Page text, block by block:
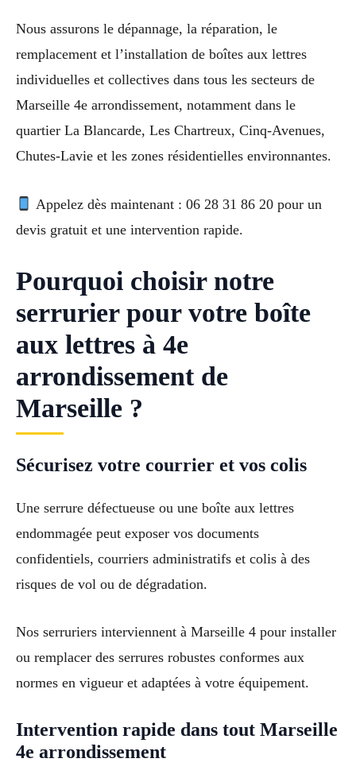
Nous assurons le dépannage, la réparation, le
remplacement et l’installation de boîtes aux lettres
individuelles et collectives dans tous les secteurs de
Marseille 4e arrondissement, notamment dans le
quartier La Blancarde, Les Chartreux, Cinq-Avenues,
Chutes-Lavie et les zones résidentielles environnantes.
Appelez dès maintenant : 06 28 31 86 20 pour un
devis gratuit et une intervention rapide.
Pourquoi choisir notre
serrurier pour votre boîte
aux lettres à 4e
arrondissement de
Marseille ?
Sécurisez votre courrier et vos colis
Une serrure défectueuse ou une boîte aux lettres
endommagée peut exposer vos documents
confidentiels, courriers administratifs et colis à des
risques de vol ou de dégradation.
Nos serruriers interviennent à Marseille 4 pour installer
ou remplacer des serrures robustes conformes aux
normes en vigueur et adaptées à votre équipement.
Intervention rapide dans tout Marseille
4e arrondissement